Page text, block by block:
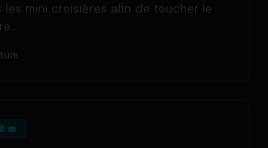
les mini croisières afin de toucher le